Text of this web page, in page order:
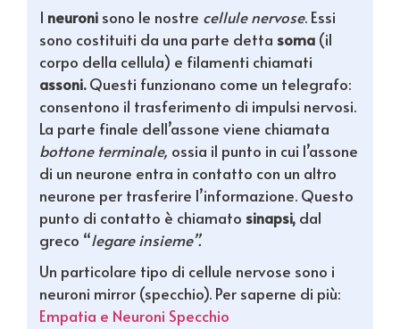
I neuroni sono le nostre cellule nervose. Essi
sono costituiti da una parte detta soma (il
corpo della cellula) e filamenti chiamati
assoni.Questi funzionano come un telegrafo:
consentono il trasferimento di impulsi nervosi.
La parte finale dell’assone viene chiamata
bottone terminale, ossia il punto in cui l’assone
di un neurone entra in contatto con un altro
neurone per trasferire l’informazione. Questo
punto di contatto è chiamato sinapsi, dal
greco “legare insieme”.
Un particolare tipo di cellule nervose sono i
neuroni mirror (specchio). Per saperne di più:
Empatia e Neuroni Specchio